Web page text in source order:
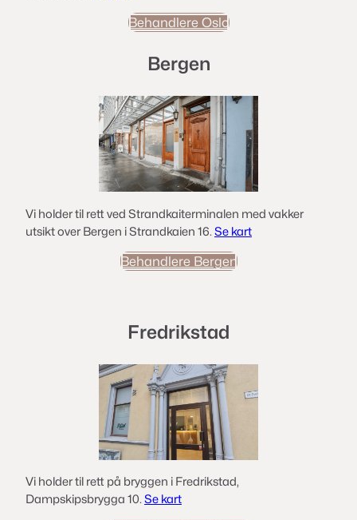
Behandlere Oslo
Bergen
Vi holder til rett ved Strandkaiterminalen med vakker
utsikt over Bergen i Strandkaien 16. Se kart
Behandlere Bergen
Fredrikstad
Vi holder til rett på bryggen i Fredrikstad,
Dampskipsbrygga 10. Se kart